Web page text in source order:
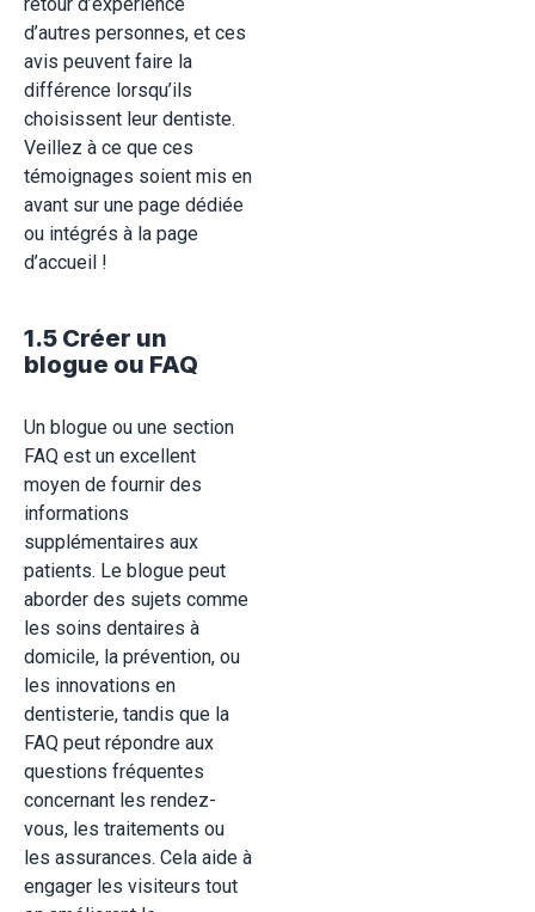
retour d’expérience
d’autres personnes, et ces
avis peuvent faire la
différence lorsqu’ils
choisissent leur dentiste.
Veillez à ce que ces
témoignages soient mis en
avant sur une page dédiée
ou intégrés à la page
d’accueil !
1.5 Créer un
blogue ou FAQ
Un blogue ou une section
FAQ est un excellent
moyen de fournir des
informations
supplémentaires aux
patients. Le blogue peut
aborder des sujets comme
les soins dentaires à
domicile, la prévention, ou
les innovations en
dentisterie, tandis que la
FAQ peut répondre aux
questions fréquentes
concernant les rendez-
vous, les traitements ou
les assurances. Cela aide à
engager les visiteurs tout